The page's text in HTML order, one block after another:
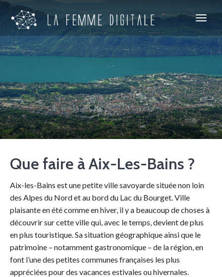
Que faire à Aix-Les-Bains ?
Aix-les-Bains est une petite ville savoyarde située non loin
des Alpes du Nord et au bord du Lac du Bourget. Ville
plaisante en été comme en hiver, il y a beaucoup de choses à
découvrir sur cette ville qui, avec le temps, devient de plus
en plus touristique. Sa situation géographique ainsi que le
patrimoine – notamment gastronomique – de la région, en
font l’une des petites communes françaises les plus
appréciées pour des vacances estivales ou hivernales.